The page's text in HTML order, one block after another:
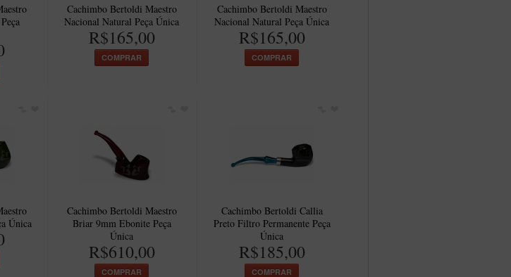
Cachimbo Bertoldi Maestro
Nacional Natural Peça Única
R$165,00
COMPRAR
Cachimbo Bertoldi Maestro
Nacional Natural Peça Única
R$165,00
COMPRAR
Única
Cachimbo Bertoldi Maestro
Briar 9mm Ebonite Peça
Única
R$610,00
COMPRAR
Cachimbo Bertoldi Callia
Preto Filtro Permanente Peça
Única
R$185,00
COMPRAR